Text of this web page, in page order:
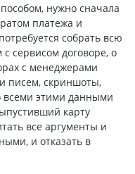
нужно сначала
платежа и
собрать всю
сервисом договоре, о
с менеджерами
писем, скриншоты,
всеми этими данными
карту
все аргументы и
и отказать в